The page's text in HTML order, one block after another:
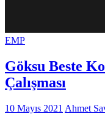
EMP
Göksu Beste
Çalışması
10 Mayıs 2021 Ahmet